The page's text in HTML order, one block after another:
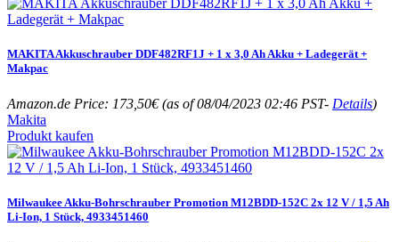
MAKITA Akkuschrauber DDF482RF1J + 1 x 3,0 Ah Akku + Ladegerät +
Makpac
Amazon.de Price: 173,50€(as of 08/04/2023 02:46 PST- Details)
Makita
Produkt kaufen
Milwaukee Akku-Bohrschrauber Promotion M12BDD-152C 2x 12 V / 1,5 Ah
Li-Ion, 1 Stück, 4933451460